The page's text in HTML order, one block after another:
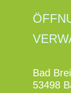
Bad
53498